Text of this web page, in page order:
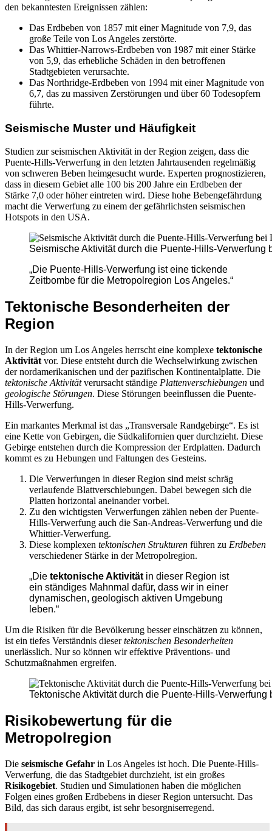
den bekanntesten Ereignissen zählen:
Das Erdbeben von 1857 mit einer Magnitude von 7,9, das
große Teile von Los Angeles zerstörte.
Das Whittier-Narrows-Erdbeben von 1987 mit einer Stärke
von 5,9, das erhebliche Schäden in den betroffenen
Stadtgebieten verursachte.
Das Northridge-Erdbeben von 1994 mit einer Magnitude von
6,7, das zu massiven Zerstörungen und über 60 Todesopfern
führte.
Seismische Muster und Häufigkeit
Studien zur seismischen Aktivität in der Region zeigen, dass die
Puente-Hills-Verwerfung in den letzten Jahrtausenden regelmäßig
von schweren Beben heimgesucht wurde. Experten prognostizieren,
dass in diesem Gebiet alle 100 bis 200 Jahre ein Erdbeben der
Stärke 7,0 oder höher eintreten wird. Diese hohe Bebengefährdung
macht die Verwerfung zu einem der gefährlichsten seismischen
Hotspots in den USA.
Seismische Aktivität durch die Puente-Hills-Verwerfung
„Die Puente-Hills-Verwerfung ist eine tickende
Zeitbombe für die Metropolregion Los Angeles.“
Tektonische Besonderheiten der
Region
In der Region um Los Angeles herrscht eine komplexe tektonische
Aktivität vor. Diese entsteht durch die Wechselwirkung zwischen
der nordamerikanischen und der pazifischen Kontinentalplatte. Die
tektonische Aktivitätverursacht ständige Plattenverschiebungen und
geologische Störungen. Diese Störungen beeinflussen die Puente-
Hills-Verwerfung.
Ein markantes Merkmal ist das „Transversale Randgebirge“. Es ist
eine Kette von Gebirgen, die Südkalifornien quer durchzieht. Diese
Gebirge entstehen durch die Kompression der Erdplatten. Dadurch
kommt es zu Hebungen und Faltungen des Gesteins.
Die Verwerfungen in dieser Region sind meist schräg
verlaufende Blattverschiebungen. Dabei bewegen sich die
Platten horizontal aneinander vorbei.
Zu den wichtigsten Verwerfungen zählen neben der Puente-
Hills-Verwerfung auch die San-Andreas-Verwerfung und die
Whittier-Verwerfung.
Diese komplexen tektonischen Strukturen führen zu Erdbeben
verschiedener Stärke in der Metropolregion.
„Die tektonische Aktivität in dieser Region ist
ein ständiges Mahnmal dafür, dass wir in einer
dynamischen, geologisch aktiven Umgebung
leben.“
Um die Risiken für die Bevölkerung besser einschätzen zu können,
ist ein tiefes Verständnis diesertektonischen Besonderheiten
unerlässlich. Nur so können wir effektive Präventions- und
Schutzmaßnahmen ergreifen.
Tektonische Aktivität durch die Puente-Hills-
Risikobewertung für die
Metropolregion
Die seismische Gefahr in Los Angeles ist hoch. Die Puente-Hills-
Verwerfung, die das Stadtgebiet durchzieht, ist ein großes
Risikogebiet. Studien und Simulationen haben die möglichen
Folgen eines großen Erdbebens in dieser Region untersucht. Das
Bild, das sich daraus ergibt, ist sehr besorgniserregend.